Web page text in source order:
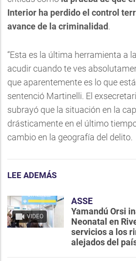
Interior ha perdido el control
avance de la criminalidad.
“Esta es la última herramienta a
acudir cuando te ves
que aparentemente es lo que
sentenció Martinelli. El
subrayó que la situación en la
drásticamente en el último
cambio en la geografía del delito.
LEE ADEMÁS
VIDEO
ASSE
Yamandú Orsi
Neonatal en
servicios a los
alejados del